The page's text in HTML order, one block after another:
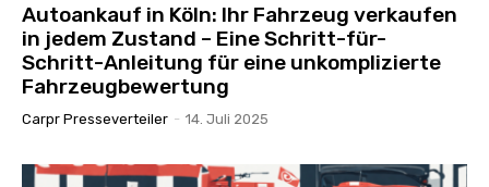
Autoankauf in Köln: Ihr Fahrzeug verkaufen
in jedem Zustand – Eine Schritt-für-
Schritt-Anleitung für eine unkomplizierte
Fahrzeugbewertung
Carpr Presseverteiler - 14. Juli 2025